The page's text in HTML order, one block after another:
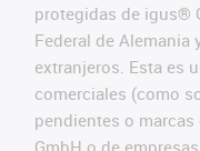
protegidas de igus®
Federal de
extranjeros. Esta es
comerciales (como
pendientes o
GmbH o de